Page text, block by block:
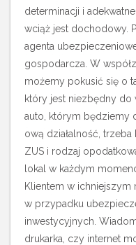
determinacji i
wciąż jest dochodowy.
agenta
gospodarcza. W
możemy pokusić się o
który jest niezbędny do
auto, którym będziemy
ową działalność,
ZUS i rodzaj
lokal w każdym
Klientem w ichniejszym
w przypadku
inwestycyjnych.
drukarka, czy internet